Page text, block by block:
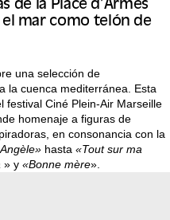
de la Place d’Armes
mar como telón de
una selección de
la cuenca mediterránea. Esta
festival Ciné Plein-Air Marseille
homenaje a figuras de
en consonancia con la
hasta «Tout sur ma
» y «Bonne mère».